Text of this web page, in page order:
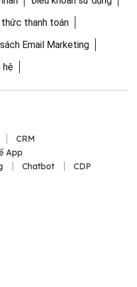
thanh toán
Email Marketing
hệ
CRM
App
Chatbot CDP